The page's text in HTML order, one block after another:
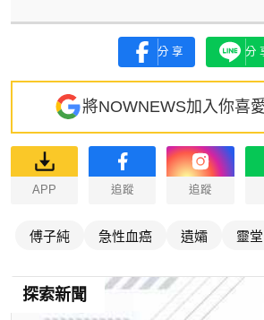
分享 分
將NOWNEWS加入你喜
APP 追蹤 追蹤
傅子純 急性血癌 遺孀 靈堂
探索新聞